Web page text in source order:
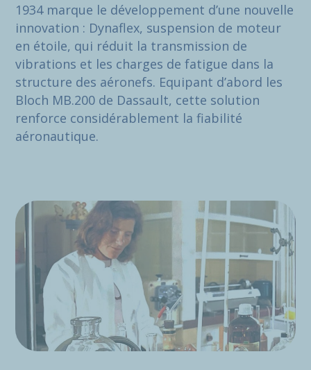
1934 marque le développement d’une nouvelle
innovation : Dynaflex, suspension de moteur
en étoile, qui réduit la transmission de
vibrations et les charges de fatigue dans la
structure des aéronefs. Equipant d’abord les
Bloch MB.200 de Dassault, cette solution
renforce considérablement la fiabilité
aéronautique.